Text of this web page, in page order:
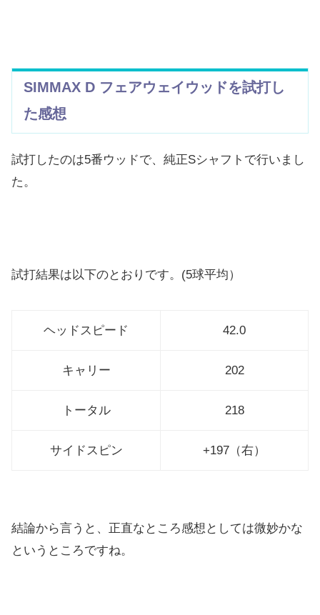
SIMMAX D フェアウェイウッドを試打し
た感想
試打したのは5番ウッドで、純正Sシャフトで行いまし
た。
試打結果は以下のとおりです。(5球平均）
ヘッドスピード 42.0
キャリー 202
トータル 218
サイドスピン +197（右）
結論から言うと、正直なところ感想としては微妙かな
というところですね。